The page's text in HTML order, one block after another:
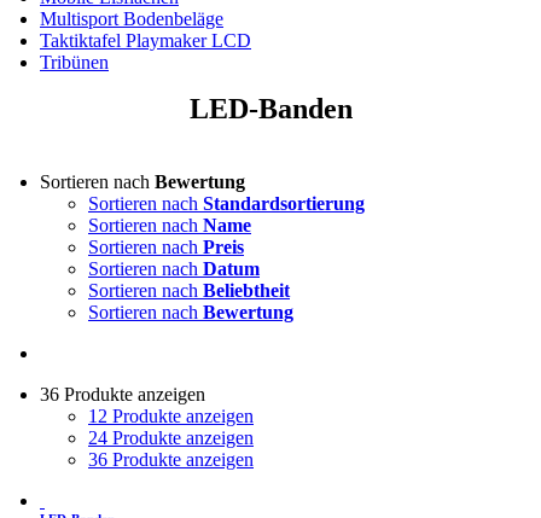
Multisport Bodenbeläge
Taktiktafel Playmaker LCD
Tribünen
LED-Banden
Sortieren nach Bewertung
Sortieren nach Standardsortierung
Sortieren nach Name
Sortieren nach Preis
Sortieren nach Datum
Sortieren nach Beliebtheit
Sortieren nach Bewertung
36 Produkte anzeigen
12 Produkte anzeigen
24 Produkte anzeigen
36 Produkte anzeigen